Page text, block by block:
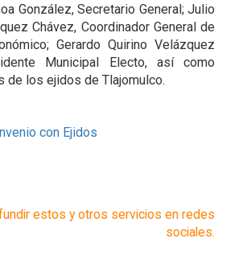
González, Secretario General; Julio
Chávez, Coordinador General de
Gerardo Quirino Velázquez
Municipal Electo, así como
de los ejidos de Tlajomulco.
estos y otros servicios en redes
sociales.